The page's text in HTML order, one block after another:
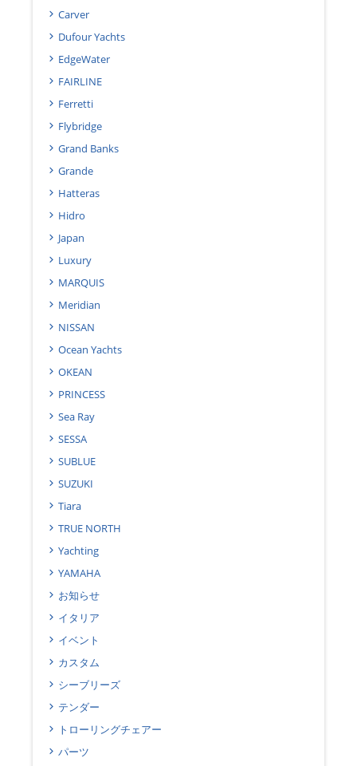
Carver
Dufour Yachts
EdgeWater
FAIRLINE
Ferretti
Flybridge
Grand Banks
Grande
Hatteras
Hidro
Japan
Luxury
MARQUIS
Meridian
NISSAN
Ocean Yachts
OKEAN
PRINCESS
Sea Ray
SESSA
SUBLUE
SUZUKI
Tiara
TRUE NORTH
Yachting
YAMAHA
お知らせ
イタリア
イベント
カスタム
シーブリーズ
テンダー
トローリングチェアー
パーツ